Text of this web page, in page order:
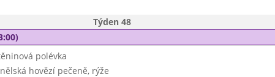
Týden 48
polévka
hovězí pečeně, rýže